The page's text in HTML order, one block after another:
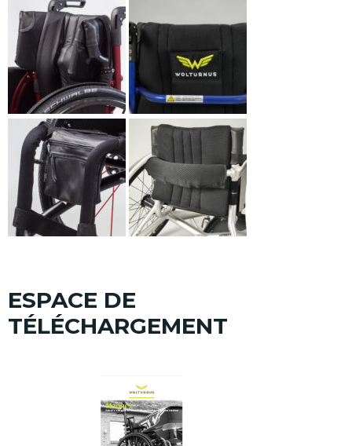
ESPACE DE
TÉLÉCHARGEMENT